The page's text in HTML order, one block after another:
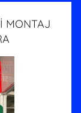
MONTAJ